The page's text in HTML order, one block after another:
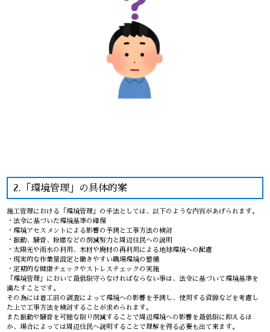
2.「環境管理」の具体的案
施工管理における「環境管理」の手法としては、以下のような内容があげられます。
・法令に基づいた環境基準の確保
・環境アセスメントによる影響の予測と工事方法の検討
・振動、騒音、粉塵などの削減努力と周辺住民への説明
・太陽光や雨水の利用、木材や廃材の再利用による地球環境への配慮
・現実的な作業量設定と働きやすい職場環境の整備
・定期的な健康チェックやストレスチェックの実施
「環境管理」において最低限守らなければならない事は、法令に基づいて環境基準を
満たすことです。
その為には着工前の調査によって環境への影響を予測し、使用する資源などを考慮し
た上で工事方法を検討することが求められます。
また振動や騒音を可能な限り削減することで周辺環境への影響を最低限に抑えるほ
か、場合によっては周辺住民へ説明することで理解を得る必要も出て来ます。